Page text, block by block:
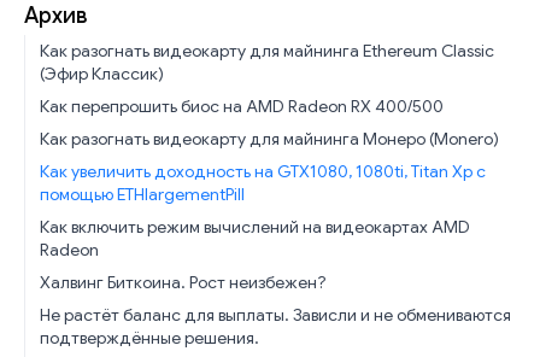
Архив
Как разогнать видеокарту для майнинга Ethereum Classic
(Эфир Классик)
Как перепрошить биос на AMD Radeon RX 400/500
Как разогнать видеокарту для майнинга Монеро (Monero)
Как увеличить доходность на GTX1080, 1080ti, Titan Xp с
помощью ETHlargementPill
Как включить режим вычислений на видеокартах AMD
Radeon
Халвинг Биткоина. Рост неизбежен?
Не растёт баланс для выплаты. Зависли и не обмениваются
подтверждённые решения.